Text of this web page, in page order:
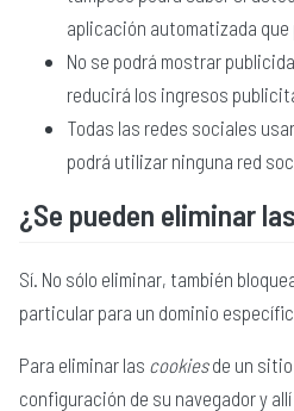
aplicación automatizada que
No se podrá mostrar
reducirá los ingresos
Todas las redes sociales
podrá utilizar ninguna red
¿Se pueden eliminar las
Sí. No sólo eliminar, también
particular para un dominio
Para eliminar las cookiesde un sitio
configuración de su navegador y